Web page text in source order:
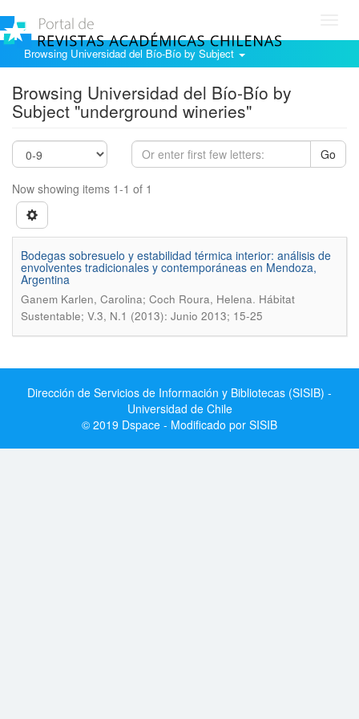
Browsing Universidad del Bío-Bío by Subject
Browsing Universidad del Bío-Bío by
Subject "underground wineries"
Go
Now showing items 1-1 of 1
Bodegas sobresuelo y estabilidad térmica interior: análisis de
envolventes tradicionales y contemporáneas en Mendoza,
Argentina
Ganem Karlen, Carolina; Coch Roura, Helena. Hábitat
Sustentable; V.3, N.1 (2013): Junio 2013; 15-25
Dirección de Servicios de Información y Bibliotecas (SISIB) -
Universidad de Chile
© 2019 Dspace - Modificado por SISIB